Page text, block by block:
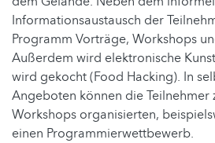
Informationsaustausch der
Programm Vorträge, Workshops
Außerdem wird elektronische
wird gekocht (Food Hacking). In
Angeboten können die Teilnehmer
Workshops organisierten,
einen Programmierwettbewerb.